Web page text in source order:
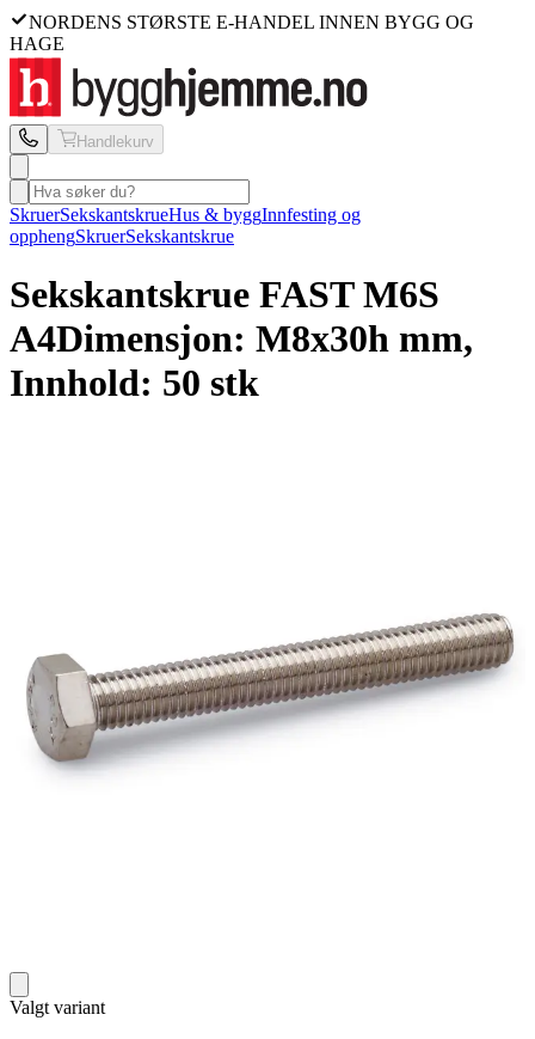
NORDENS STØRSTE E-HANDEL INNEN BYGG OG
HAGE
Handlekurv
SkruerSekskantskrueHus & byggInnfesting og
opphengSkruerSekskantskrue
Sekskantskrue FASTM6S
A4Dimensjon: M8x30h mm,
Innhold: 50 stk
Valgt variant